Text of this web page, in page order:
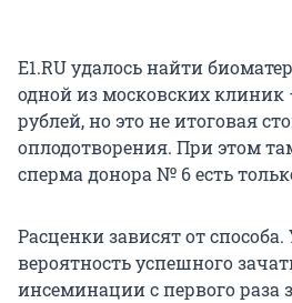
E1.RU удалось найти
одной из московских клиник
рублей, но это не итоговая
оплодотворения. При этом
сперма донора № 6 есть
Расценки зависят от
вероятность успешного
инсеминации с первого раза